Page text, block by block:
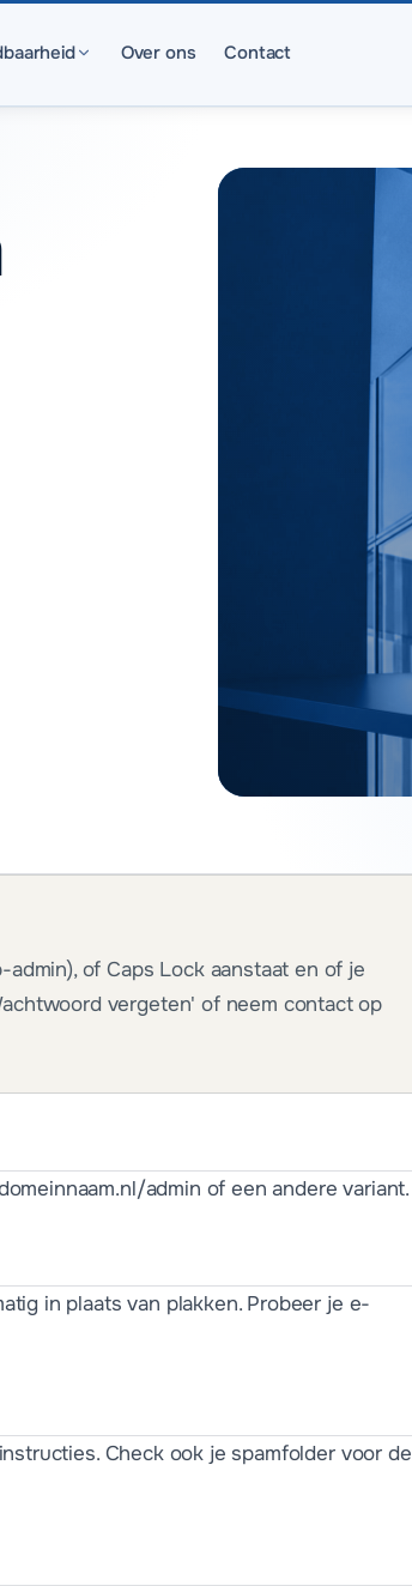
Over ons Contact
of Caps Lock aanstaat en of je
vergeten' of neem contact op
admin of een andere variant.
in plaats van plakken. Probeer je e-
Check ook je spamfolder voor de